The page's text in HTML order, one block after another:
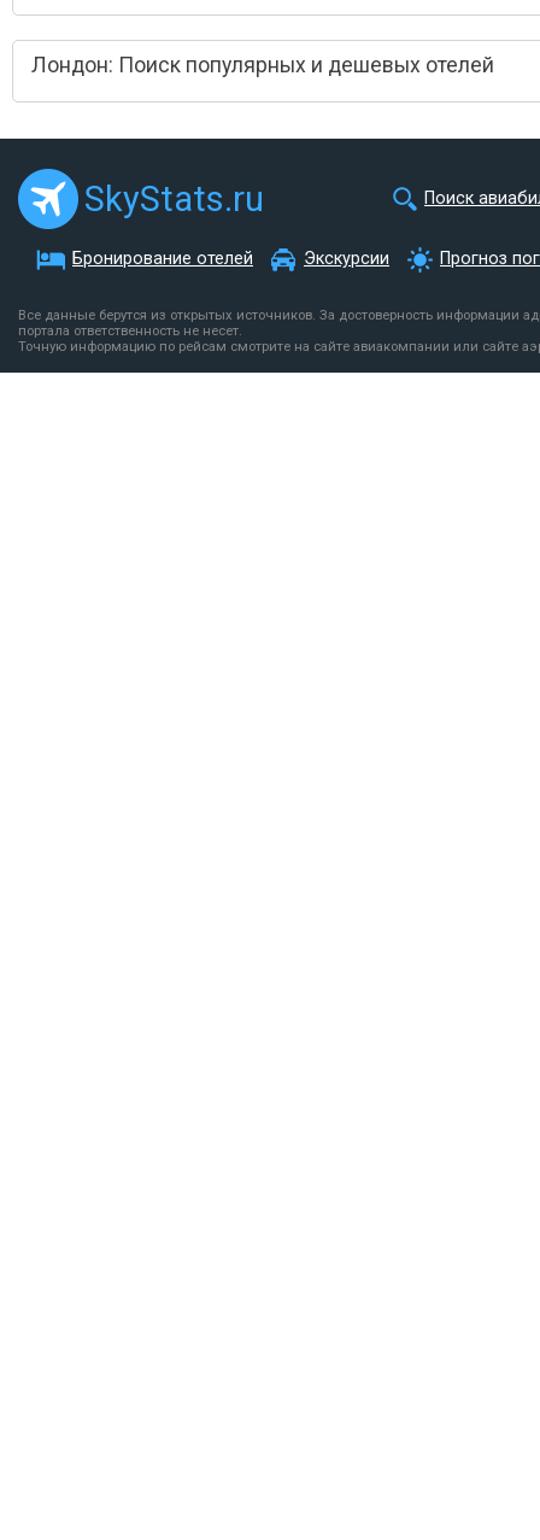
Лондон: Поиск популярных и дешевых отелей
SkyStats.ru Поиск
Бронирование отелей Экскурсии Прогноз
Все данные берутся из открытых источников. За достоверность информации
портала ответственность не несет.
Точную информацию по рейсам смотрите на сайте авиакомпании или сайте